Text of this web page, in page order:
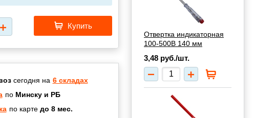
Купить
сегодня на 6 складах
по Минску и РБ
по карте до 8 мес.
Отвертка индикаторная
100-500В 140 мм
3,48 руб./шт.